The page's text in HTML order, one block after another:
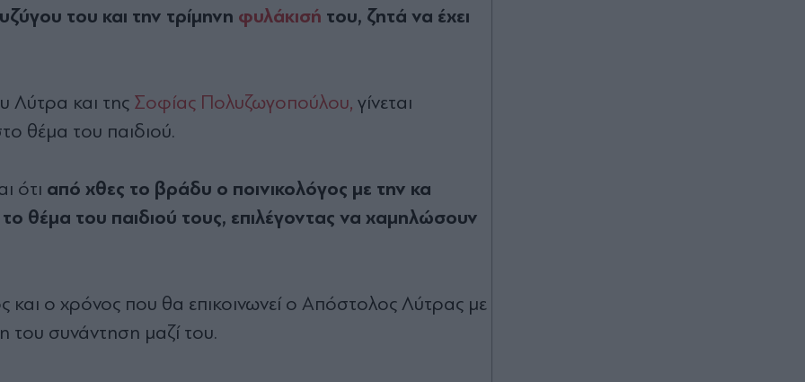
του και την τρίμηνη φυλάκισή του, ζητά να έχει
Λύτρα και της Σοφίας Πολυζωγοπούλου, γίνεται
θέμα του παιδιού.
ότι από χθες το βράδυ ο ποινικολόγος με την κα
θέμα του παιδιού τους, επιλέγοντας να χαμηλώσουν
και ο χρόνος που θα επικοινωνεί ο Απόστολος Λύτρας με
του συνάντηση μαζί του.